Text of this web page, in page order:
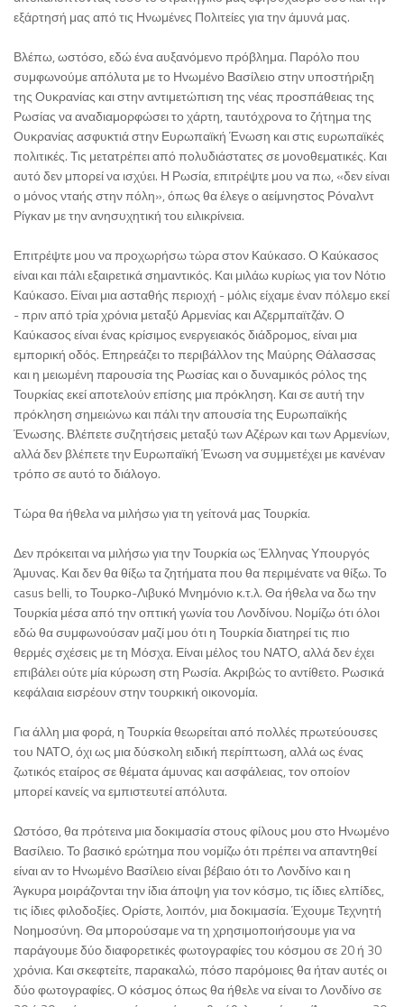
εξάρτησή μας από τις Ηνωμένες Πολιτείες για την άμυνά μας.
Βλέπω, ωστόσο, εδώ ένα αυξανόμενο πρόβλημα. Παρόλο που
συμφωνούμε απόλυτα με το Ηνωμένο Βασίλειο στην υποστήριξη
της Ουκρανίας και στην αντιμετώπιση της νέας προσπάθειας της
Ρωσίας να αναδιαμορφώσει το χάρτη, ταυτόχρονα το ζήτημα της
Ουκρανίας ασφυκτιά στην Ευρωπαϊκή Ένωση και στις ευρωπαϊκές
πολιτικές. Τις μετατρέπει από πολυδιάστατες σε μονοθεματικές. Και
αυτό δεν μπορεί να ισχύει. Η Ρωσία, επιτρέψτε μου να πω, «δεν είναι
ο μόνος νταής στην πόλη», όπως θα έλεγε ο αείμνηστος Ρόναλντ
Ρίγκαν με την ανησυχητική του ειλικρίνεια.
Επιτρέψτε μου να προχωρήσω τώρα στον Καύκασο. Ο Καύκασος
είναι και πάλι εξαιρετικά σημαντικός. Και μιλάω κυρίως για τον Νότιο
Καύκασο. Είναι μια ασταθής περιοχή - μόλις είχαμε έναν πόλεμο εκεί
- πριν από τρία χρόνια μεταξύ Αρμενίας και Αζερμπαϊτζάν. Ο
Καύκασος είναι ένας κρίσιμος ενεργειακός διάδρομος, είναι μια
εμπορική οδός. Επηρεάζει το περιβάλλον της Μαύρης Θάλασσας
και η μειωμένη παρουσία της Ρωσίας και ο δυναμικός ρόλος της
Τουρκίας εκεί αποτελούν επίσης μια πρόκληση. Και σε αυτή την
πρόκληση σημειώνω και πάλι την απουσία της Ευρωπαϊκής
Ένωσης. Βλέπετε συζητήσεις μεταξύ των Αζέρων και των Αρμενίων,
αλλά δεν βλέπετε την Ευρωπαϊκή Ένωση να συμμετέχει με κανέναν
τρόπο σε αυτό το διάλογο.
Τώρα θα ήθελα να μιλήσω για τη γείτονά μας Τουρκία.
Δεν πρόκειται να μιλήσω για την Τουρκία ως Έλληνας Υπουργός
Άμυνας. Και δεν θα θίξω τα ζητήματα που θα περιμένατε να θίξω. Το
casus belli, το Τουρκο-Λιβυκό Μνημόνιο κ.τ.λ. Θα ήθελα να δω την
Τουρκία μέσα από την οπτική γωνία του Λονδίνου. Νομίζω ότι όλοι
εδώ θα συμφωνούσαν μαζί μου ότι η Τουρκία διατηρεί τις πιο
θερμές σχέσεις με τη Μόσχα. Είναι μέλος του ΝΑΤΟ, αλλά δεν έχει
επιβάλει ούτε μία κύρωση στη Ρωσία. Ακριβώς το αντίθετο. Ρωσικά
κεφάλαια εισρέουν στην τουρκική οικονομία.
Για άλλη μια φορά, η Τουρκία θεωρείται από πολλές πρωτεύουσες
του ΝΑΤΟ, όχι ως μια δύσκολη ειδική περίπτωση, αλλά ως ένας
ζωτικός εταίρος σε θέματα άμυνας και ασφάλειας, τον οποίον
μπορεί κανείς να εμπιστευτεί απόλυτα.
Ωστόσο, θα πρότεινα μια δοκιμασία στους φίλους μου στο Ηνωμένο
Βασίλειο. Το βασικό ερώτημα που νομίζω ότι πρέπει να απαντηθεί
είναι αν το Ηνωμένο Βασίλειο είναι βέβαιο ότι το Λονδίνο και η
Άγκυρα μοιράζονται την ίδια άποψη για τον κόσμο, τις ίδιες ελπίδες,
τις ίδιες φιλοδοξίες. Ορίστε, λοιπόν, μια δοκιμασία. Έχουμε Τεχνητή
Νοημοσύνη. Θα μπορούσαμε να τη χρησιμοποιήσουμε για να
παράγουμε δύο διαφορετικές φωτογραφίες του κόσμου σε 20 ή 30
χρόνια. Και σκεφτείτε, παρακαλώ, πόσο παρόμοιες θα ήταν αυτές οι
δύο φωτογραφίες. Ο κόσμος όπως θα ήθελε να είναι το Λονδίνο σε